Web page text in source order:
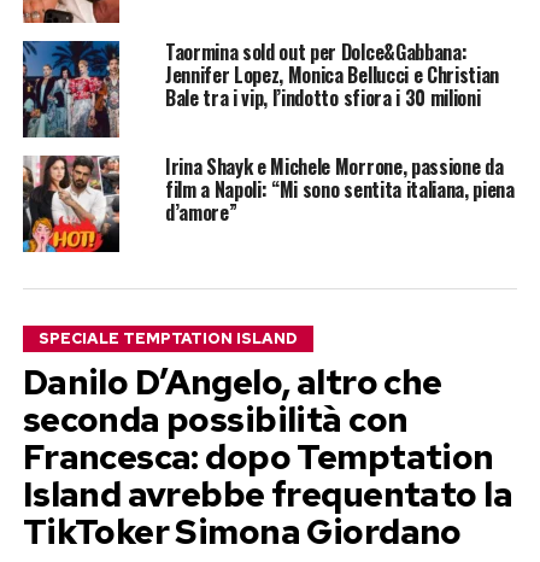
Taormina sold out per Dolce&Gabbana:
Jennifer Lopez, Monica Bellucci e Christian
Bale tra i vip, l’indotto sfiora i 30 milioni
Irina Shayk e Michele Morrone, passione da
film a Napoli: “Mi sono sentita italiana, piena
d’amore”
SPECIALE TEMPTATION ISLAND
Danilo D’Angelo, altro che
seconda possibilità con
Francesca: dopo Temptation
Island avrebbe frequentato la
TikToker Simona Giordano